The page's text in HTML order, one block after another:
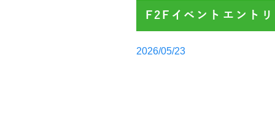
F2Fイベントエント
Posted
2026/05/23